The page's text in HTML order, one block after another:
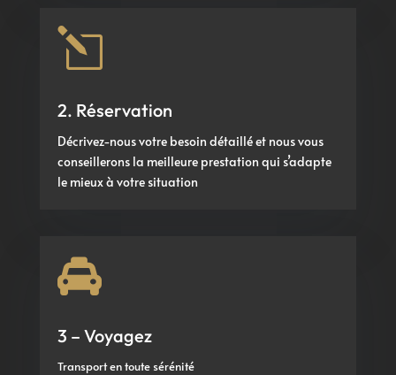
l
2. Réservation
Décrivez-nous votre besoin détaillé et nous vous
conseillerons la meilleure prestation qui s’adapte
le mieux à votre situation

3 – Voyagez
Transport en toute sérénité